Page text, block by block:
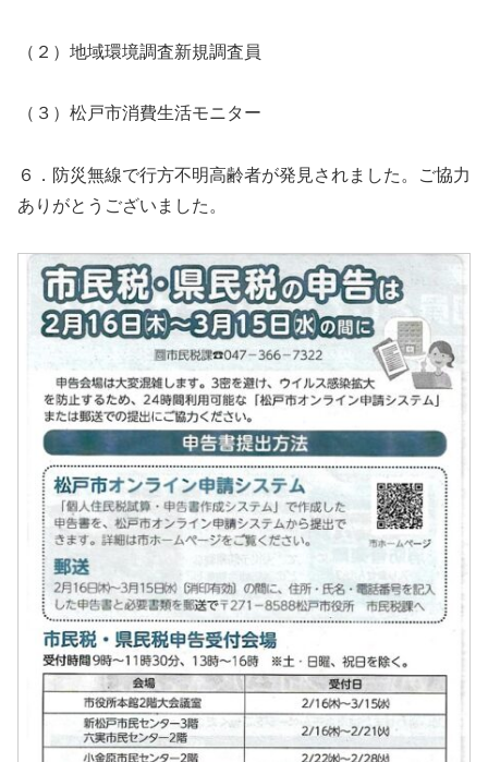
（２）地域環境調査新規調査員
（３）松戸市消費生活モニター
６．防災無線で行方不明高齢者が発見されました。ご協力
ありがとうございました。